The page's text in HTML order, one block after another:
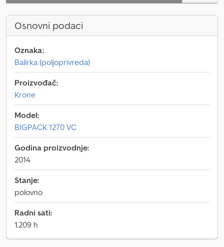
Osnovni podaci
Oznaka:
Balirka (poljoprivreda)
Proizvođač:
Krone
Model:
BIGPACK 1270 VC
Godina proizvodnje:
2014
Stanje:
polovno
Radni sati:
1.209 h